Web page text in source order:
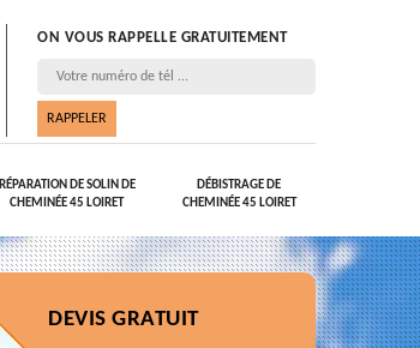
ON VOUS RAPPELLE GRATUITEMENT
RÉPARATION DE SOLIN DE
CHEMINÉE 45 LOIRET
DÉBISTRAGE DE
CHEMINÉE 45 LOIRET
DEVIS GRATUIT